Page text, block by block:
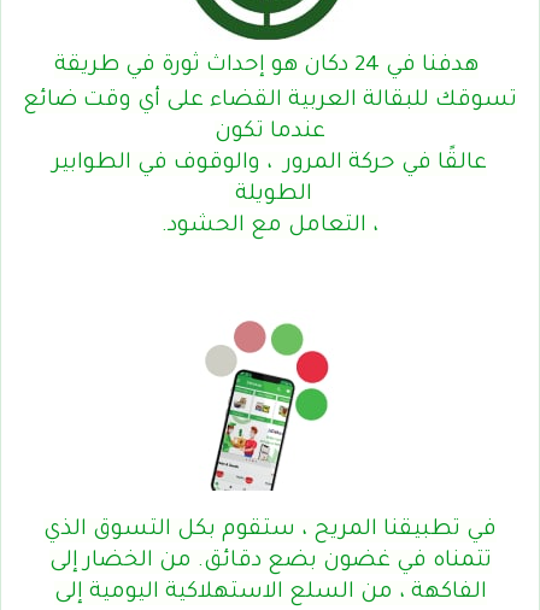
هدفنا في 24 دكان هو إحداث ثورة في طريقة
تسوقك للبقالة العربية القضاء على أي وقت ضائع
عندما تكون
عالقًا في حركة المرور
، والوقوف في الطوابير
الطويلة
، التعامل مع الحشود.
في تطبيقنا المريح ، ستقوم بكل التسوق الذي
تتمناه في غضون بضع دقائق. من الخضار إلى
الفاكهة ، من السلع الاستهلاكية اليومية إلى